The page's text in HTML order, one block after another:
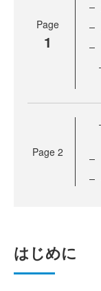
Page
1
Page 2
はじめに